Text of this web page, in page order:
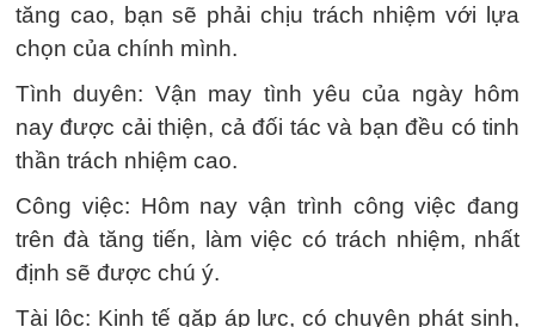
tăng cao, bạn sẽ phải chịu trách nhiệm với lựa
chọn của chính mình.
Tình duyên: Vận may tình yêu của ngày hôm
nay được cải thiện, cả đối tác và bạn đều có tinh
thần trách nhiệm cao.
Công việc: Hôm nay vận trình công việc đang
trên đà tăng tiến, làm việc có trách nhiệm, nhất
định sẽ được chú ý.
Tài lộc: Kinh tế gặp áp lực, có chuyện phát sinh,